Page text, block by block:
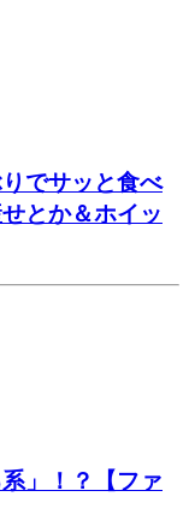
でサッと食べ
とか＆ホイッ
」！？【ファ